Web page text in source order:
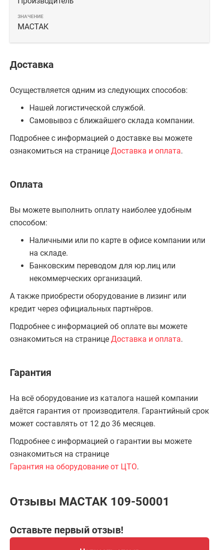
МАСТАК
Доставка
Осуществляется одним из следующих способов:
Нашей логистической службой.
Самовывоз с ближайшего склада компании.
Подробнее с информацией о доставке вы можете
ознакомиться на странице Доставка и оплата.
Оплата
Вы можете выполнить оплату наиболее удобным
способом:
Наличными или по карте в офисе компании или
на складе.
Банковским переводом для юр.лиц или
некоммерческих организаций.
А также приобрести оборудование в лизинг или
кредит через официальных партнёров.
Подробнее с информацией об оплате вы можете
ознакомиться на странице Доставка и оплата.
Гарантия
На всё оборудование из каталога нашей компании
даётся гарантия от производителя. Гарантийный срок
может составлять от 12 до 36 месяцев.
Подробнее с информацией о гарантии вы можете
ознакомиться на странице
Гарантия на оборудование от ЦТО.
Отзывы МАСТАК 109-50001
Оставьте первый отзыв!